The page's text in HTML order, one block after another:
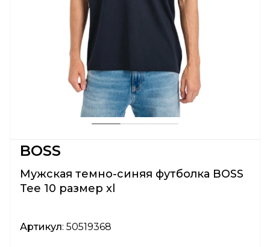
BOSS
Мужская темно-синяя футболка BOSS
Tee 10 размер xl
Артикул: 50519368